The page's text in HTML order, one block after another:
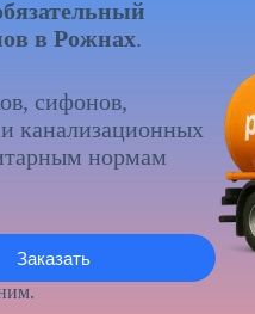
в Рожнах.
сифонов,
канализационных
нормам